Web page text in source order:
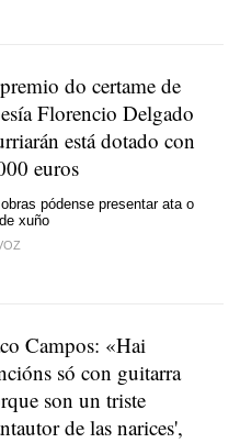
do certame de
Florencio Delgado
está dotado con
euros
pódense presentar ata o
xuño
Campos: «Hai
só con guitarra
son un triste
de las narices',